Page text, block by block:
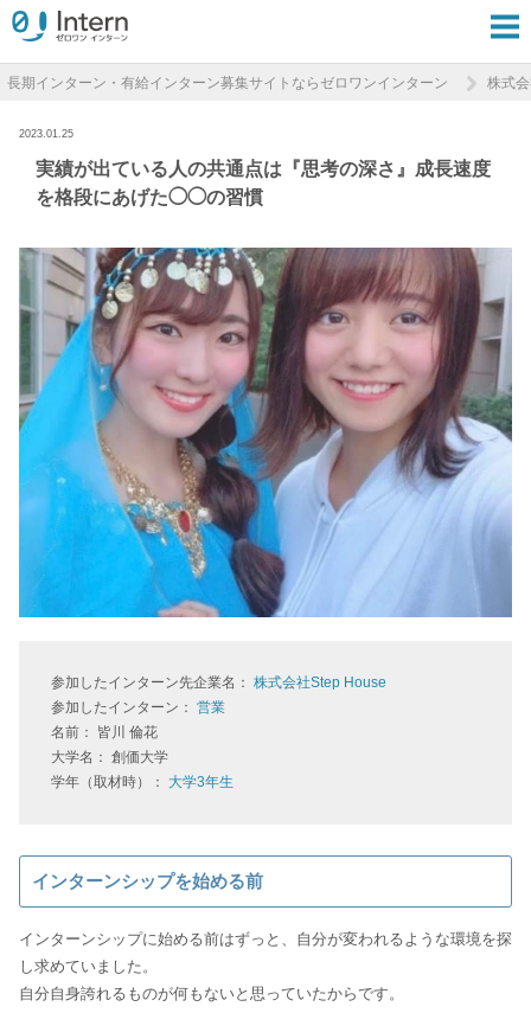
長期インターン・有給インターン募集サイトならゼロワンインターン 株式
2023.01.25
実績が出ている人の共通点は『思考の深さ』成長速度
を格段にあげた◯◯の習慣
参加したインターン先企業名： 株式会社Step House
参加したインターン： 営業
名前： 皆川 倫花
大学名： 創価大学
学年（取材時）： 大学3年生
インターンシップを始める前
インターンシップに始める前はずっと、自分が変われるような環境を探
し求めていました。
自分自身誇れるものが何もないと思っていたからです。